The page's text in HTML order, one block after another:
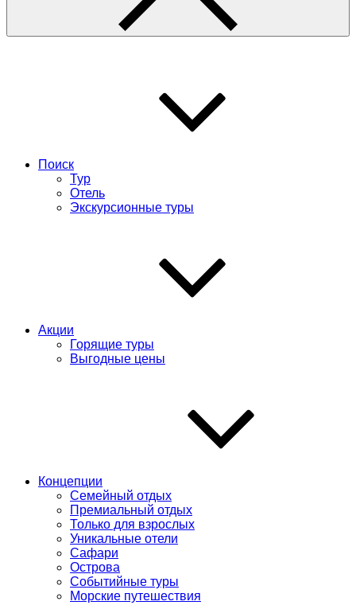
Поиск
Тур
Отель
Экскурсионные туры
Акции
Горящие туры
Выгодные цены
Концепции
Семейный отдых
Премиальный отдых
Только для взрослых
Уникальные отели
Сафари
Острова
Событийные туры
Морские путешествия